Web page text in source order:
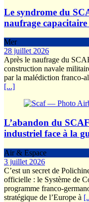
Le syndrome du
naufrage capacitaire
Mer
28 juillet 2026
Après le naufrage du
construction navale
par la malédiction franco-
[...]
L’abandon du
industriel face à la
Air & Espace
3 juillet 2026
C’est un secret de
officielle : le Système de
programme franco-
stratégique de l’Europe à